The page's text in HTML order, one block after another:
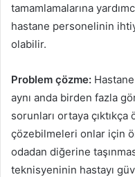
tamamlamalarına
hastane personelinin
olabilir.
Problem çözme:
aynı anda birden fazla
sorunları ortaya
çözebilmeleri onlar için
odadan diğerine
teknisyeninin hastayı